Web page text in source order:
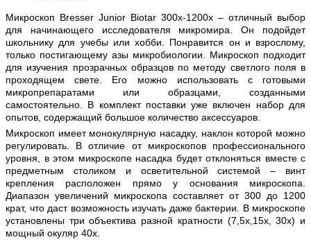
Микроскоп Bresser Junior Biotar 300x-1200x – отличный выбор
для начинающего исследователя микромира. Он подойдет
школьнику для учебы или хобби. Понравится он и взрослому,
только постигающему азы микробиологии. Микроскоп подходит
для изучения прозрачных образцов по методу светлого поля в
проходящем свете. Его можно использовать с готовыми
микропрепаратами или образцами, созданными
самостоятельно. В комплект поставки уже включен набор для
опытов, содержащий большое количество аксессуаров.
Микроскоп имеет монокулярную насадку, наклон которой можно
регулировать. В отличие от микроскопов профессионального
уровня, в этом микроскопе насадка будет отклоняться вместе с
предметным столиком и осветительной системой – винт
крепления расположен прямо у основания микроскопа.
Диапазон увеличений микроскопа составляет от 300 до 1200
крат, что даст возможность изучать даже бактерии. В микроскопе
установлены три объектива разной кратности (7,5x,15x, 30x) и
мощный окуляр 40х.